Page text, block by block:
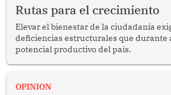
Rutas para el crecimiento
Elevar el bienestar de la ciudadanía
deficiencias estructurales que durante
potencial productivo del país.
OPINION